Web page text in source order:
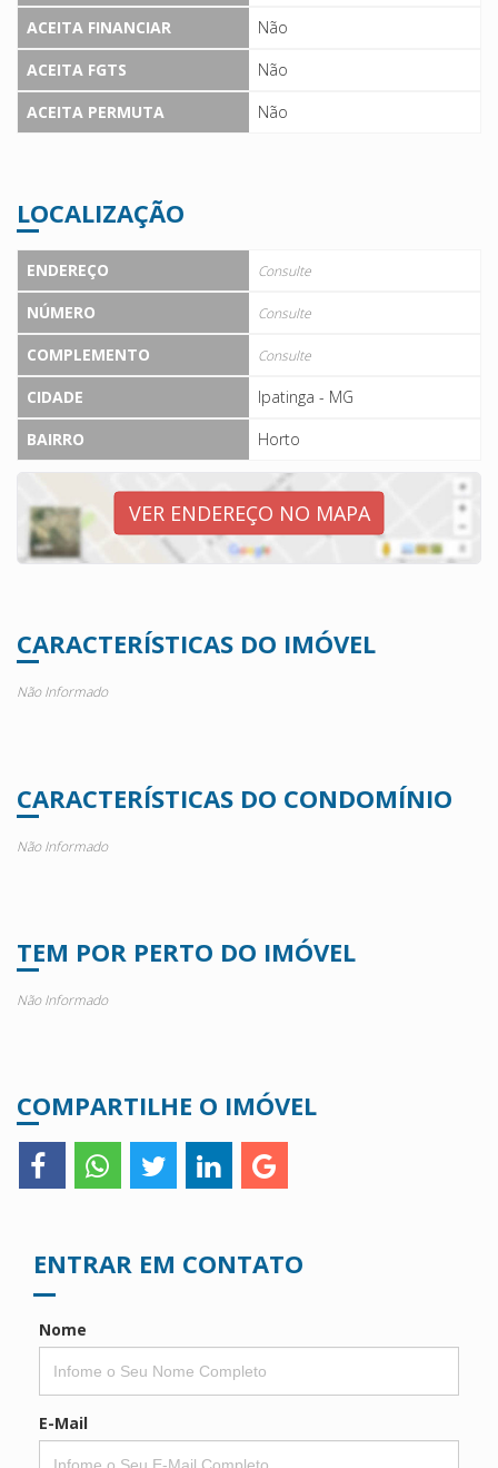
ACEITA FINANCIAR
Não
ACEITA FGTS
Não
ACEITA PERMUTA
Não
LOCALIZAÇÃO
ENDEREÇO Consulte
NÚMERO Consulte
COMPLEMENTO Consulte
CIDADE
Ipatinga - MG
BAIRRO
Horto
VER ENDEREÇO NO MAPA
CARACTERÍSTICAS DO IMÓVEL
Não Informado
CARACTERÍSTICAS DO CONDOMÍNIO
Não Informado
TEM POR PERTO DO IMÓVEL
Não Informado
COMPARTILHE O IMÓVEL
ENTRAR EM CONTATO
Nome
E-Mail